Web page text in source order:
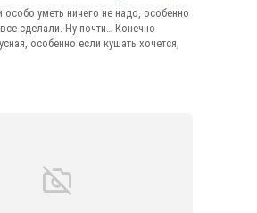
особо уметь ничего не надо, особенно
сделали. Ну почти… Конечно
особенно если кушать хочется,